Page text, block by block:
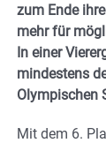
zum Ende
mehr für
In einer
mindestens
Olympischen
Mit dem 6.